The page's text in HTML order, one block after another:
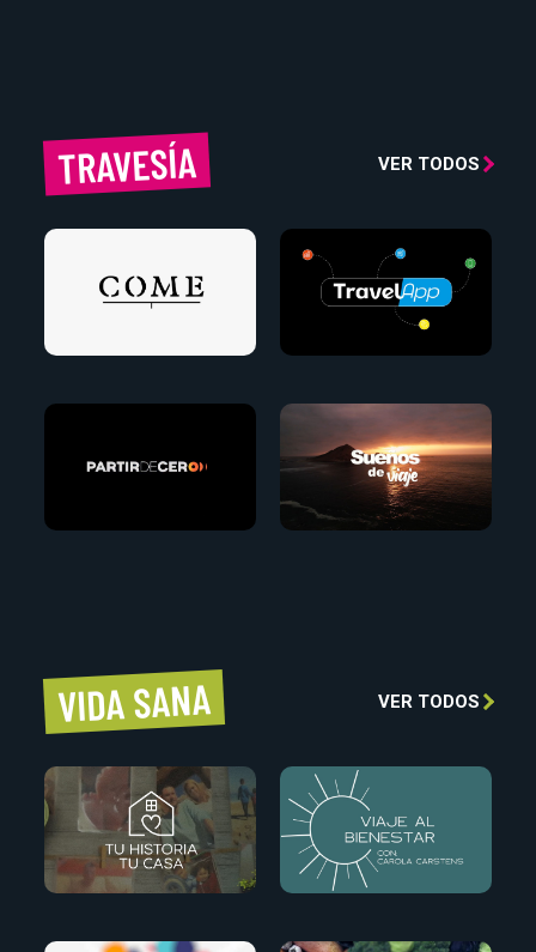
TRAVESÍA VER TODOS
VIDA SANA VER TODOS